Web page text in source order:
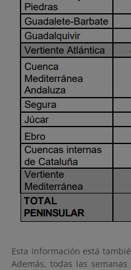
Esta información está
Además, todas las